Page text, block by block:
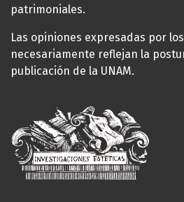
patrimoniales.
Las opiniones expresadas por
necesariamente reflejan la
publicación de la UNAM.